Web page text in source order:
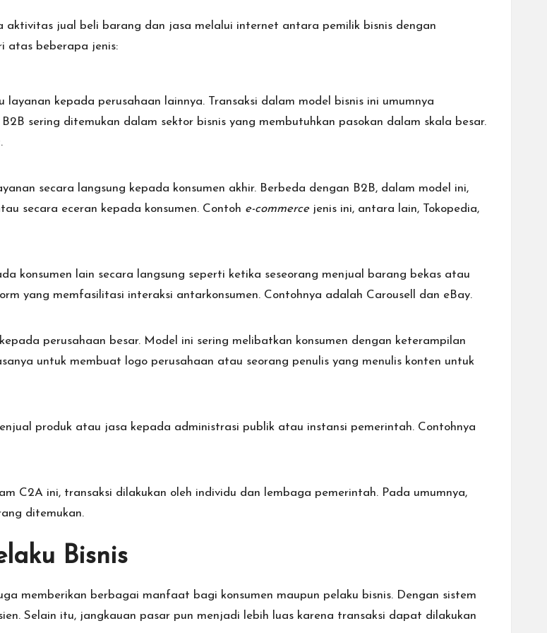
aktivitas jual beli barang dan jasa melalui internet antara pemilik bisnis dengan
atas beberapa jenis:
kepada perusahaan lainnya. Transaksi dalam model bisnis ini umumnya
sering ditemukan dalam sektor bisnis yang membutuhkan pasokan dalam skala besar.
secara langsung kepada konsumen akhir. Berbeda dengan B2B, dalam model ini,
secara eceran kepada konsumen. Contoh e-commercejenis ini, antara lain, Tokopedia,
konsumen lain secara langsung seperti ketika seseorang menjual barang bekas atau
yang memfasilitasi interaksi antarkonsumen. Contohnya adalah Carousell dan eBay.
perusahaan besar. Model ini sering melibatkan konsumen dengan keterampilan
untuk membuat logo perusahaan atau seorang penulis yang menulis konten untuk
produk atau jasa kepada administrasi publik atau instansi pemerintah. Contohnya
C2A ini, transaksi dilakukan oleh individu dan lembaga pemerintah. Pada umumnya,
ditemukan.
Bisnis
memberikan berbagai manfaat bagi konsumen maupun pelaku bisnis. Dengan sistem
Selain itu, jangkauan pasar pun menjadi lebih luas karena transaksi dapat dilakukan